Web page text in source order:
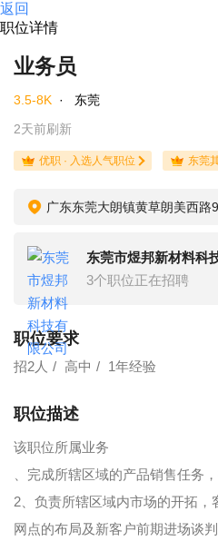
返回
职位详情
业务员
3.5-8K ·
东莞
2天前刷新
优职 · 入选人气职位 东莞
东莞市煜邦新材料科
3个职位正在招聘
职位要求
招2人 高中 1年经验
职位描述
该职位所属业务
、完成所辖区域的产品销售任务
2、负责所辖区域内市场的开拓，
网点的布局及新客户前期进场谈